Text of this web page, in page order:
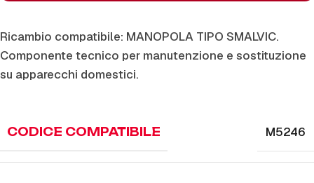
Ricambio compatibile: MANOPOLA TIPO SMALVIC.
Componente tecnico per manutenzione e sostituzione
su apparecchi domestici.
CODICE COMPATIBILE M5246